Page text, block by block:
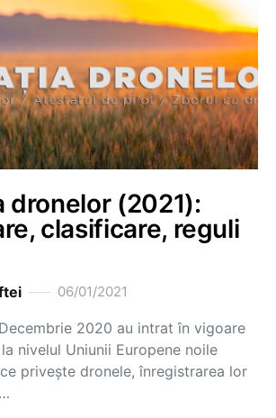
dronelor (2021):
clasificare, reguli
06/01/2021
2020 au intrat în vigoare
nivelul Uniunii Europene noile
privește dronele, înregistrarea lor